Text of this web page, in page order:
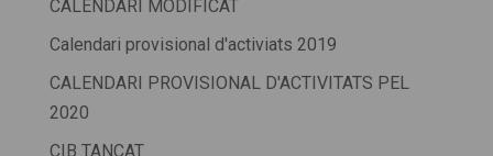
CALENDARI MODIFICAT
Calendari provisional d'activiats 2019
CALENDARI PROVISIONAL D'ACTIVITATS PEL
2020
CIB TANCAT